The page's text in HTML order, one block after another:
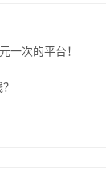
一次的平台！